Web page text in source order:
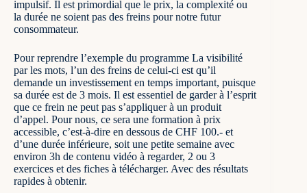
impulsif. Il est primordial que le prix, la complexité ou
la durée ne soient pas des freins pour notre futur
consommateur.
Pour reprendre l’exemple du programme La visibilité
par les mots, l’un des freins de celui-ci est qu’il
demande un investissement en temps important, puisque
sa durée est de 3 mois. Il est essentiel de garder à l’esprit
que ce frein ne peut pas s’appliquer à un produit
d’appel. Pour nous, ce sera une formation à prix
accessible, c’est-à-dire en dessous de CHF 100.- et
d’une durée inférieure, soit une petite semaine avec
environ 3h de contenu vidéo à regarder, 2 ou 3
exercices et des fiches à télécharger. Avec des résultats
rapides à obtenir.